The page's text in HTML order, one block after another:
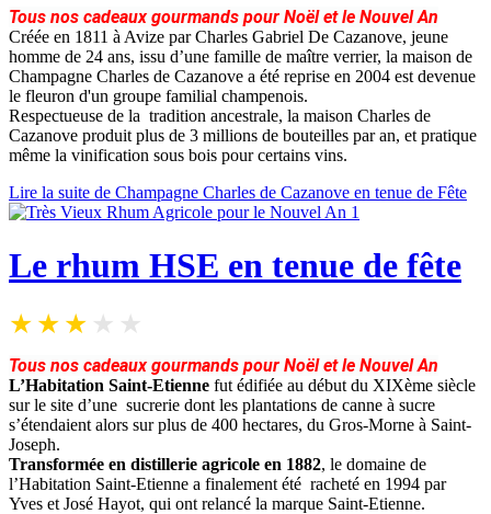
Tous nos cadeaux gourmands pour Noël et le Nouvel An
Créée en 1811 à Avize par Charles Gabriel De Cazanove, jeune
homme de 24 ans, issu d’une famille de maître verrier, la maison de
Champagne Charles de Cazanove a été reprise en 2004 est devenue
le fleuron d'un groupe familial champenois.
Respectueuse de la tradition ancestrale, la maison Charles de
Cazanove produit plus de 3 millions de bouteilles par an, et pratique
même la vinification sous bois pour certains vins.
Lire la suite de Champagne Charles de Cazanove en tenue de Fête
Le rhum HSE en tenue de fête
Tous nos cadeaux gourmands pour Noël et le Nouvel An
L’Habitation Saint-Etienne fut édifiée au début du XIXème siècle
sur le site d’une sucrerie dont les plantations de canne à sucre
s’étendaient alors sur plus de 400 hectares, du Gros-Morne à Saint-
Joseph.
Transformée en distillerie agricole en 1882, le domaine de
l’Habitation Saint-Etienne a finalement été racheté en 1994 par
Yves et José Hayot, qui ont relancé la marque Saint-Etienne.